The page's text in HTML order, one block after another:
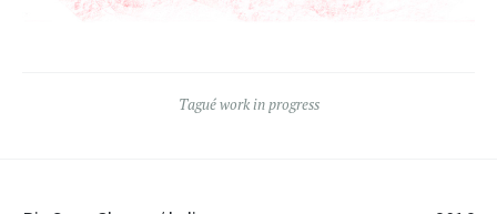
Taguéwork in progress